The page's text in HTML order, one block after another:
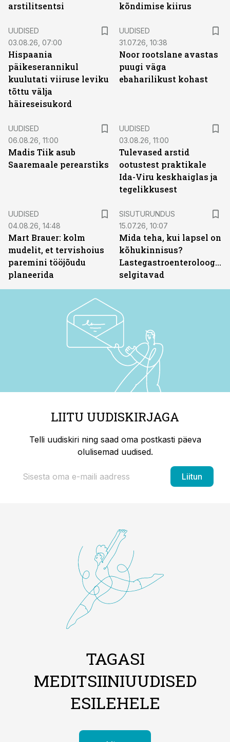
arstilitsentsi
kõndimise kiirus
UUDISED
03.08.26, 07:00
Hispaania
päikeserannikul
kuulutati viiruse leviku
tõttu välja
häireseisukord
UUDISED
31.07.26, 10:38
Noor rootslane avastas
puugi väga
ebaharilikust kohast
UUDISED
06.08.26, 11:00
Madis Tiik asub
Saaremaale perearstiks
UUDISED
03.08.26, 11:00
Tulevased arstid
ootustest praktikale
Ida-Viru keskhaiglas ja
tegelikkusest
UUDISED
04.08.26, 14:48
Mart Brauer: kolm
mudelit, et tervishoius
paremini tööjõudu
planeerida
SISUTURUNDUS
15.07.26, 10:07
Mida teha, kui lapsel on
kõhukinnisus?
Lastegastroenteroloogid
selgitavad
LIITU UUDISKIRJAGA
Telli uudiskiri ning saad oma postkasti päeva
olulisemad uudised.
Liitun
TAGASI
MEDITSIINIUUDISED
ESILEHELE